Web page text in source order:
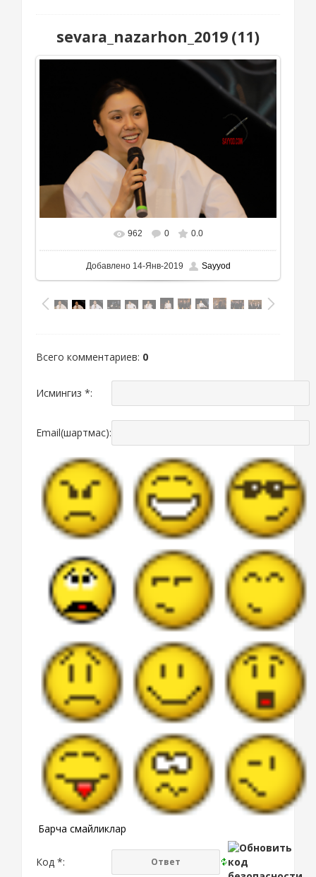
sevara_nazarhon_2019 (11)
962 0 0.0
Добавлено14-Янв-2019 Sayyod
Всего комментариев: 0
Исмингиз *:
Email(шартмас):
Барча смайликлар
Код *: